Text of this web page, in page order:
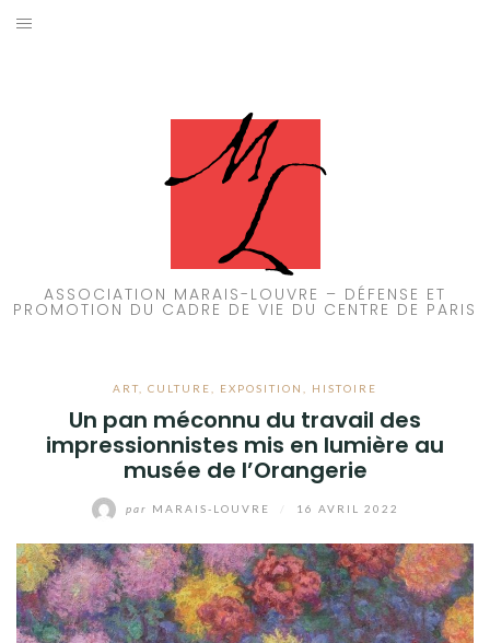
Aller
ASSOCIATION MARAIS-LOUVRE – DÉFENSE ET
PROMOTION DU CADRE DE VIE DU CENTRE DE PARIS
ART CULTURE EXPOSITION HISTOIRE
Un pan méconnu du travail des
impressionnistes mis en lumière au
musée de l’Orangerie
par MARAIS-LOUVRE 16 AVRIL 2022